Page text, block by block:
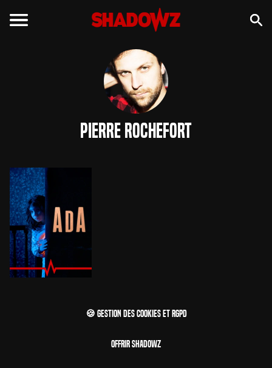
Pierre Rochefort
🍪 Gestion des cookies et RGPD
Offrir Shadowz